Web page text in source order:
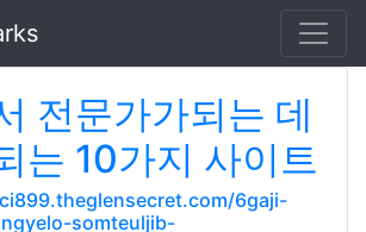
전문가가되는 데
는 10가지 사이트
6gaji-
somteuljib-